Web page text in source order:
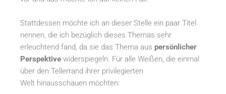
Stattdessen möchte ich an dieser Stelle ein paar Titel
nennen, die ich bezüglich dieses Themas sehr
erleuchtend fand, da sie das Thema aus persönlicher
Perspektive widerspiegeln. Für alle Weißen, die einmal
über den Tellerrand ihrer privilegierten
Welt hinausschauen möchten: